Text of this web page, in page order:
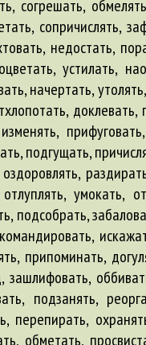
согрешать,
сопричислять,
недостать,
устилать,
начертать,
доклевать,
подгущать,
умокать,
подсобрать,
припоминать,
подзанять,
перепирать,
обметать,